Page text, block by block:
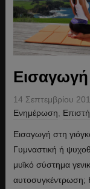
Εισαγωγή
14 Σεπτεμβρίου
Ενημέρωση
Εισαγωγή στη
Γυμναστική ή
μυϊκό σύστημα
αυτοσυγκέντρωση;